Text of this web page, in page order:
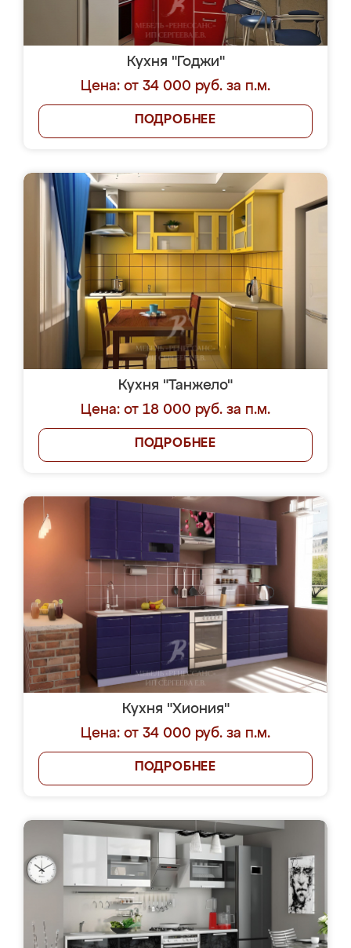
Кухня "Годжи"
Цена: от 34 000 руб. за п.м.
ПОДРОБНЕЕ
Кухня "Танжело"
Цена: от 18 000 руб. за п.м.
ПОДРОБНЕЕ
Кухня "Хиония"
Цена: от 34 000 руб. за п.м.
ПОДРОБНЕЕ